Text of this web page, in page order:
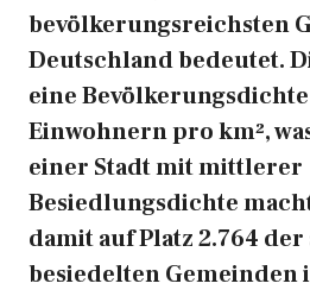
bevölkerungsreichsten
Deutschland bedeutet.
eine Bevölkerungsdichte
Einwohnern pro km²,
einer Stadt mit mittlerer
Besiedlungsdichte
damit auf Platz 2.764
besiedelten Gemeinden